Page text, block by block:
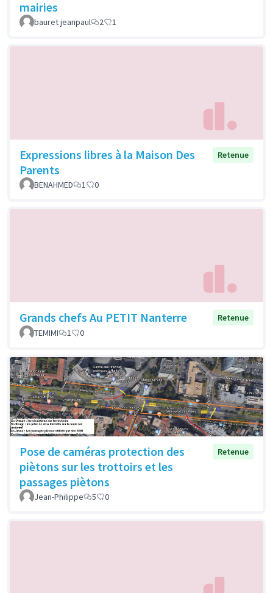
mairies
bauret jeanpaul 2 1
Expressions libres à la Maison Des
Parents
Retenue
BENAHMED 1 0
Grands chefs Au PETIT Nanterre
Retenue
TEMIMI
1 0
Pose de caméras protection des
piètons sur les trottoirs et les
passages piètons
Retenue
Jean-Philippe 5 0